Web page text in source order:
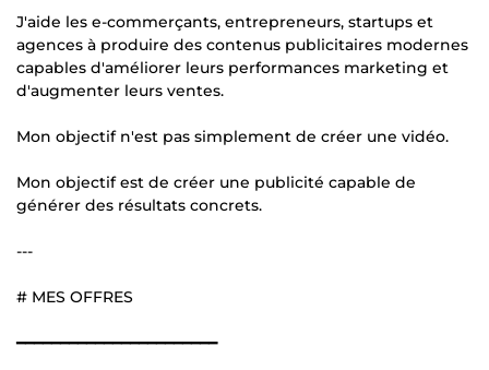
J'aide les e-commerçants, entrepreneurs, startups et
agences à produire des contenus publicitaires modernes
capables d'améliorer leurs performances marketing et
d'augmenter leurs ventes.
Mon objectif n'est pas simplement de créer une vidéo.
Mon objectif est de créer une publicité capable de
générer des résultats concrets.
---
# MES OFFRES
━━━━━━━━━━━━━━━━━━━━━━━